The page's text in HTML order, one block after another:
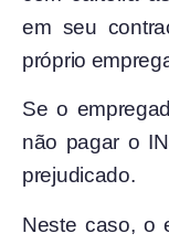
em seu
próprio
Se o
não pagar o
prejudicado.
Neste caso, o